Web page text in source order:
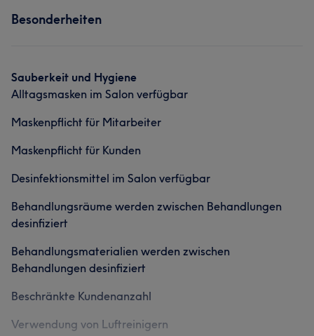
Außergewöhnlich
Was unsere Kunden über Ute sagen
Besonderheiten
Sauberkeit und Hygiene
Alltagsmasken im Salon verfügbar
Maskenpflicht für Mitarbeiter
Maskenpflicht für Kunden
Desinfektionsmittel im Salon verfügbar
Behandlungsräume werden zwischen Behandlungen
desinfiziert
Behandlungsmaterialien werden zwischen
Behandlungen desinfiziert
Beschränkte Kundenanzahl
Verwendung von Luftreinigern